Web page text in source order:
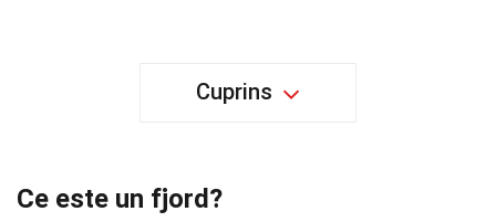
Cuprins
Ce este un fjord?